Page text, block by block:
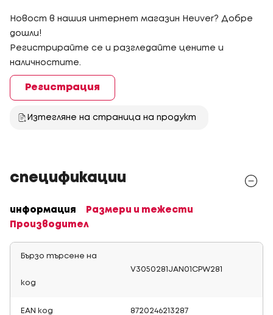
Новост в нашия интернет магазин Heuver? Добре
дошли!
Регистрирайте се и разгледайте цените и
наличностите.
Регистрация
Изтегляне на страница на продукт
спецификации
информация
Размери и тежести
Производител
Бързо търсене на
код
V3050281JAN01CPW281
EAN код 8720246213287